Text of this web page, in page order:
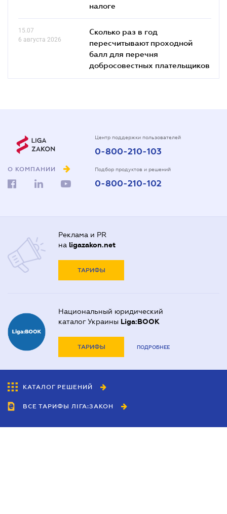
налоге
15.07
6 августа 2026
Сколько раз в год
пересчитывают проходной
балл для перечня
добросовестных плательщиков
О КОМПАНИИ
Центр поддержки пользователей
0-800-210-103
Подбор продуктов и решений
0-800-210-102
Реклама и PR
на ligazakon.net
ТАРИФЫ
Национальный юридический
каталог Украины Liga:BOOK
ТАРИФЫ ПОДРОБНЕЕ
КАТАЛОГ РЕШЕНИЙ
ВСЕ ТАРИФЫ ЛІГА:ЗАКОН